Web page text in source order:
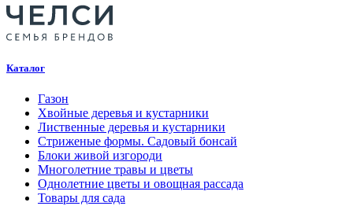
Каталог
Газон
Хвойные деревья и кустарники
Лиственные деревья и кустарники
Стриженые формы. Садовый бонсай
Блоки живой изгороди
Многолетние травы и цветы
Однолетние цветы и овощная рассада
Товары для сада